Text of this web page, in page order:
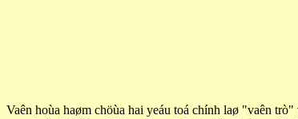
Vaên hoùa haøm chöùa hai yeáu toá chính laø "vaên